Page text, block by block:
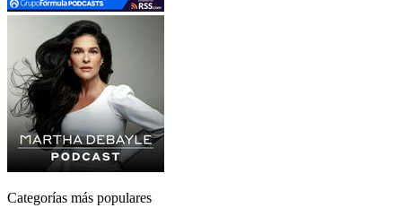
Categorías más populares